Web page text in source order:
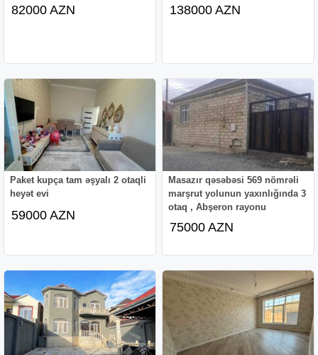
82000 AZN 138000 AZN
Paket kupça tam əşyalı 2 otaqli
heyət evi
59000 AZN
Masazır qəsəbəsi 569 nömrəli
marşrut yolunun yaxınlığında 3
otaq , Abşeron rayonu
75000 AZN